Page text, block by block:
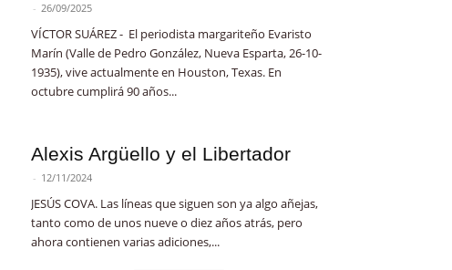
- 26/09/2025
VÍCTOR SUÁREZ - El periodista margariteño Evaristo
Marín (Valle de Pedro González, Nueva Esparta, 26-10-
1935), vive actualmente en Houston, Texas. En
octubre cumplirá 90 años...
Alexis Argüello y el Libertador
- 12/11/2024
JESÚS COVA. Las líneas que siguen son ya algo añejas,
tanto como de unos nueve o diez años atrás, pero
ahora contienen varias adiciones,...